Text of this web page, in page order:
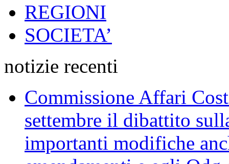
REGIONI
SOCIETA’
notizie recenti
Commissione Affari
settembre il dibattito
importanti modifiche